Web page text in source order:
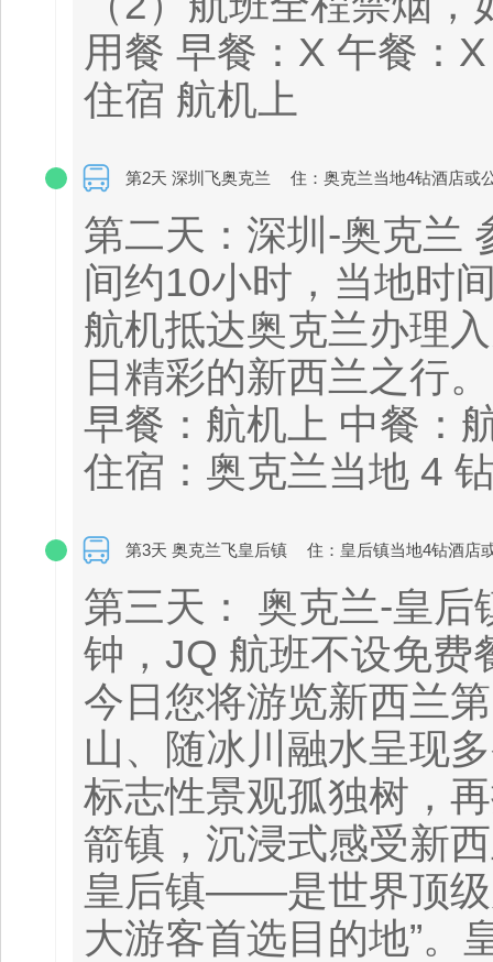
用餐 早餐：X 午餐：
住宿 航机上
第2天 深圳飞奥克兰 住：奥克兰当地4钻酒店或
第二天：深圳-奥克兰
间约10小时，当地时
航机抵达奥克兰办理
日精彩的新西兰之行。
早餐：航机上 中餐：
住宿：奥克兰当地 4
第3天 奥克兰飞皇后镇 住：皇后镇当地4钻酒店
第三天： 奥克兰-皇
钟，JQ 航班不设免
今日您将游览新西兰
山、随冰川融水呈现
标志性景观孤独树，
箭镇，沉浸式感受新
皇后镇——是世界顶级
大游客首选目的地”。